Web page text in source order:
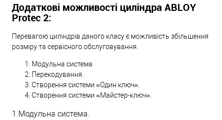
Додаткові можливості циліндра ABLOY
Protec 2:
Перевагою циліндрів даного класу є можливість збільшення
розміру та сервісного обслуговування.
Модульна система
Перекодування.
Створення системи «Один ключ».
Створення системи «Майстер-ключ».
1.Модульна система.